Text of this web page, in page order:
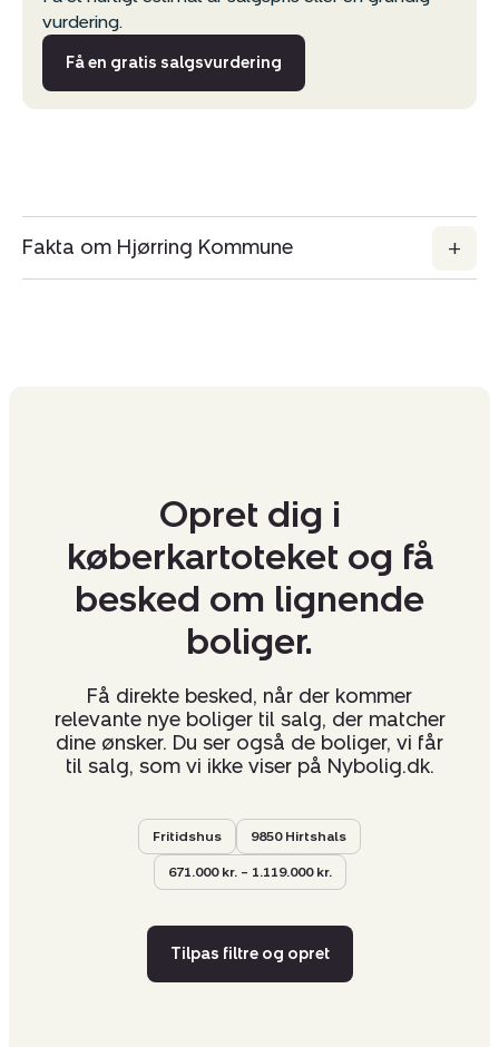
vurdering.
Få en gratis salgsvurdering
Fakta om Hjørring Kommune
Opret dig i
køberkartoteket og få
besked om lignende
boliger.
Få direkte besked, når der kommer
relevante nye boliger til salg, der matcher
dine ønsker. Du ser også de boliger, vi får
til salg, som vi ikke viser på Nybolig.dk.
Fritidshus 9850 Hirtshals
671.000 kr. – 1.119.000 kr.
Tilpas filtre og opret